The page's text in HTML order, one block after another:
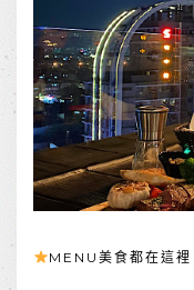
MENU美食都在這裡